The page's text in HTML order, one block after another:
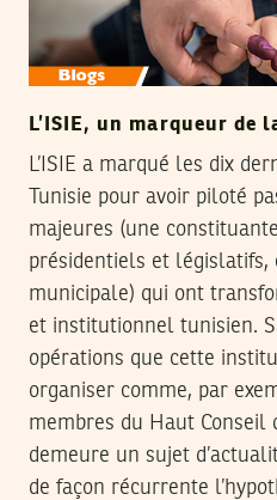
L’ISIE, un marqueur de
L’ISIE a marqué les dix
Tunisie pour avoir piloté
majeures (une
présidentiels et législatifs,
municipale) qui ont
et institutionnel tunisien.
opérations que cette
organiser comme, par
membres du Haut
demeure un sujet
de façon récurrente